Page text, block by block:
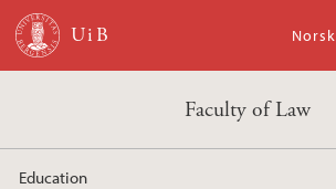
Skip to main content
Norsk
Faculty of Law
Education